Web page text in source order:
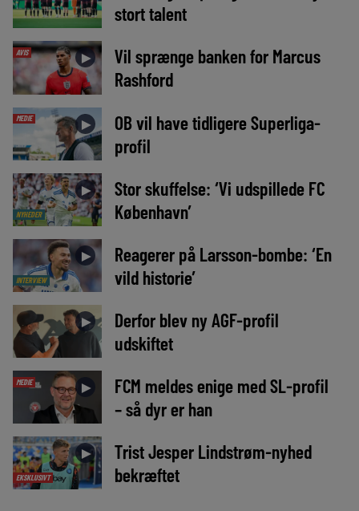
stort talent
AVIS ►
Vil sprænge banken for Marcus
Rashford
MEDIE ►
OB vil have tidligere Superliga-
profil
NYHEDER
►
Stor skuffelse: ‘Vi udspillede FC
København’
INTERVIEW
►
Reagerer på Larsson-bombe: ‘En
vild historie’
►
Derfor blev ny AGF-profil
udskiftet
MEDIE ►
FCM meldes enige med SL-profil
– så dyr er han
EKSKLUSIVT
►
Trist Jesper Lindstrøm-nyhed
bekræftet